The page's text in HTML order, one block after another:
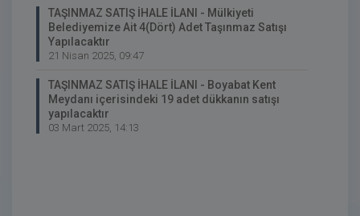
TAŞINMAZ SATIŞ İHALE İLANI - Mülkiyeti
Belediyemize Ait 4(Dört) Adet Taşınmaz Satışı
Yapılacaktır
21 Nisan 2025, 09:47
TAŞINMAZ SATIŞ İHALE İLANI - Boyabat Kent
Meydanı içerisindeki 19 adet dükkanın satışı
yapılacaktır
03 Mart 2025, 14:13